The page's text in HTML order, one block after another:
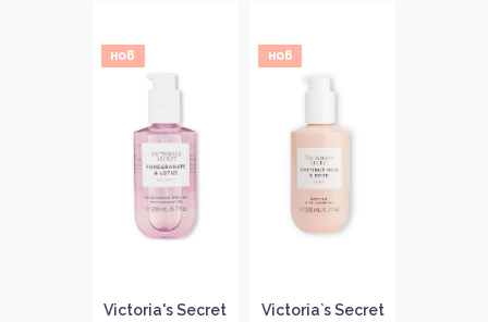
нов
Victoria's Secret
нов
Victoria`s Secret